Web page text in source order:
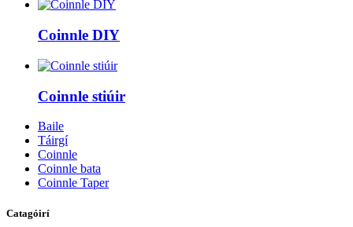
Coinnle DIY
Coinnle stiúir
Baile
Táirgí
Coinnle
Coinnle bata
Coinnle Taper
Catagóirí